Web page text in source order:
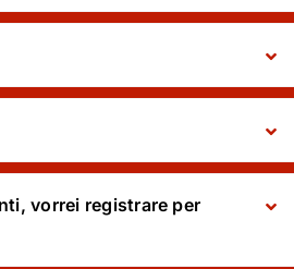
vorrei registrare per